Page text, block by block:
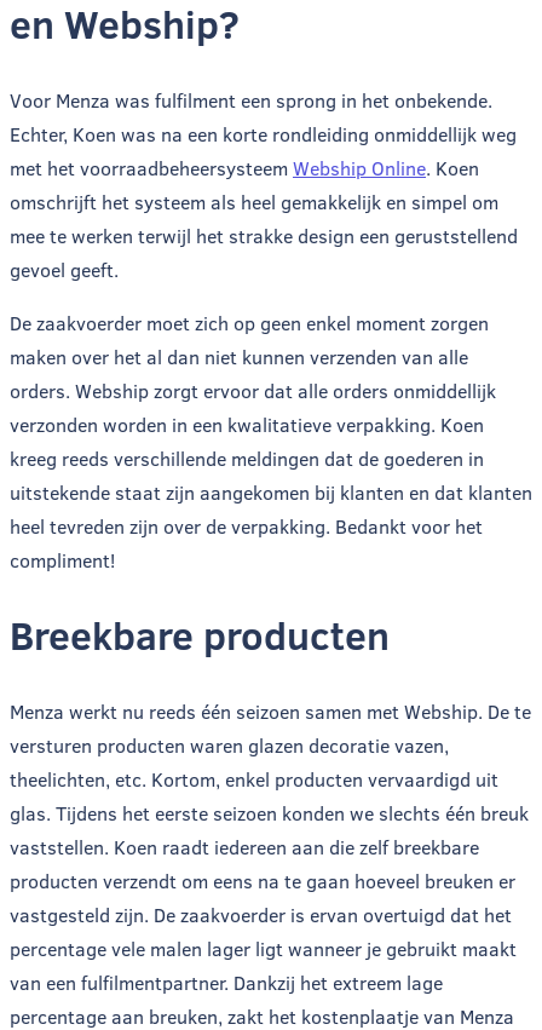
en Webship?
Voor Menza was fulfilment een sprong in het onbekende.
Echter, Koen was na een korte rondleiding onmiddellijk weg
met het voorraadbeheersysteemWebship Online. Koen
omschrijft het systeem als heel gemakkelijk en simpel om
mee te werken terwijl het strakke design een geruststellend
gevoel geeft.
De zaakvoerder moet zich op geen enkel moment zorgen
maken over het al dan niet kunnen verzenden van alle
orders. Webship zorgt ervoor dat alle orders onmiddellijk
verzonden worden in een kwalitatieve verpakking. Koen
kreeg reeds verschillende meldingen dat de goederen in
uitstekende staat zijn aangekomen bij klanten en dat klanten
heel tevreden zijn over de verpakking. Bedankt voor het
compliment!
Breekbare producten
Menza werkt nu reeds één seizoen samen met Webship. De te
versturen producten waren glazen decoratie vazen,
theelichten, etc. Kortom, enkel producten vervaardigd uit
glas. Tijdens het eerste seizoen konden we slechts één breuk
vaststellen. Koen raadt iedereen aan die zelf breekbare
producten verzendt om eens na te gaan hoeveel breuken er
vastgesteld zijn. De zaakvoerder is ervan overtuigd dat het
percentage vele malen lager ligt wanneer je gebruikt maakt
van een fulfilmentpartner. Dankzij het extreem lage
percentage aan breuken, zakt het kostenplaatje van Menza